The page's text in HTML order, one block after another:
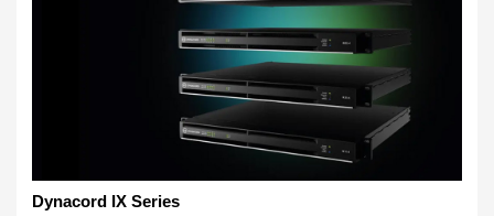
Dynacord IX Series